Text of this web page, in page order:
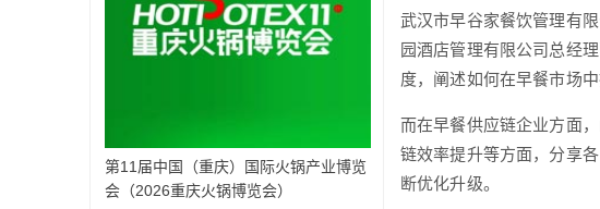
武汉市早谷家餐饮管理有
园酒店管理有限公司总经
度，阐述如何在早餐市场中
而在早餐供应链企业方面
链效率提升等方面，分享
断优化升级。
第11届中国（重庆）国际火锅产业博览
会（2026重庆火锅博览会）